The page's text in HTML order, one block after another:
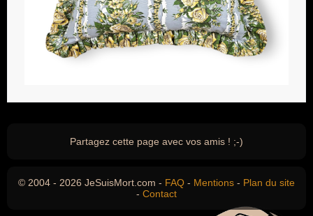
Partagez cette page avec vos amis ! ;-)
© 2004 - 2026 JeSuisMort.com - FAQ - Mentions - Plan du site
- Contact